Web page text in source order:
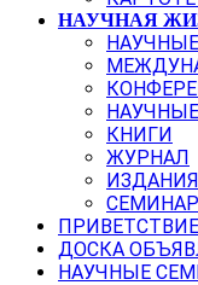
НАУЧНАЯ
КНИГИ
ЖУРНАЛ
ИЗДАНИЯ
ПРИВЕТСТВИЕ
ДОСКА
НАУЧНЫЕ